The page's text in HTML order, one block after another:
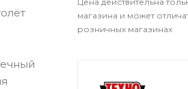
магазина и может
розничных магазинах